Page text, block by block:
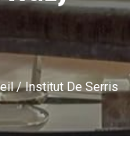
/ Institut De Serris